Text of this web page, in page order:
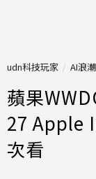
udn科技玩家 AI浪潮
蘋果
27 Apple
次看